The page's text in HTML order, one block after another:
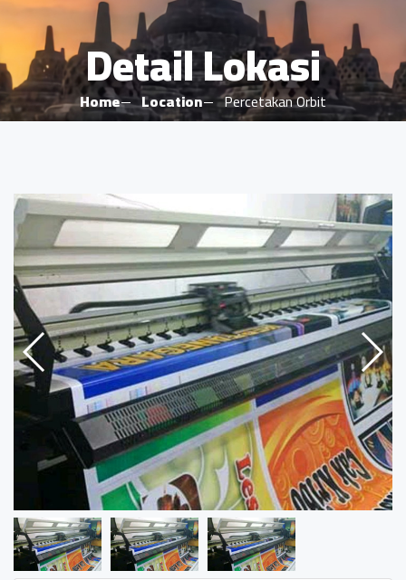
Detail Lokasi
Home Location Percetakan Orbit